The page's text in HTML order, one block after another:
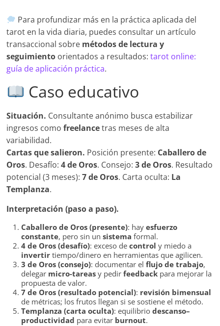
Para profundizar más en la práctica aplicada del
tarot en la vida diaria, puedes consultar un artículo
transaccional sobre métodos de lectura y
seguimiento orientados a resultados:tarot online:
guía de aplicación práctica.
Caso educativo
Situación. Consultante anónimo busca estabilizar
ingresos comofreelancetras meses de alta
variabilidad.
Cartas que salieron. Posición presente: Caballero de
Oros. Desafío:4 de Oros. Consejo:3 de Oros. Resultado
potencial (3 meses):7 de Oros. Carta oculta: La
Templanza.
Interpretación (paso a paso).
Caballero de Oros (presente): hayesfuerzo
constante, pero sin unsistema formal.
4 de Oros (desafío): exceso decontrol y miedo a
invertir tiempo/dinero en herramientas que agilicen.
3 de Oros (consejo): documentar elflujo de trabajo,
delegar micro-tareas y pedirfeedback para mejorar la
propuesta de valor.
7 de Oros (resultado potencial): revisión bimensual
de métricas; los frutos llegan si se sostiene el método.
Templanza (carta oculta): equilibriodescanso–
productividad para evitar burnout.